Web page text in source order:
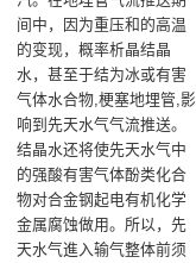
间中，因为重压和的高温
的变现，概率析晶结晶
水，甚至于结为冰或有害
气体水合物,梗塞地埋管,影
响到先天水气气流推送。
结晶水还将使先天水气中
的强酸有害气体酚类化合
物对合金钢起电有机化学
金属腐蚀做用。所以，先
天水气進入输气整体前须